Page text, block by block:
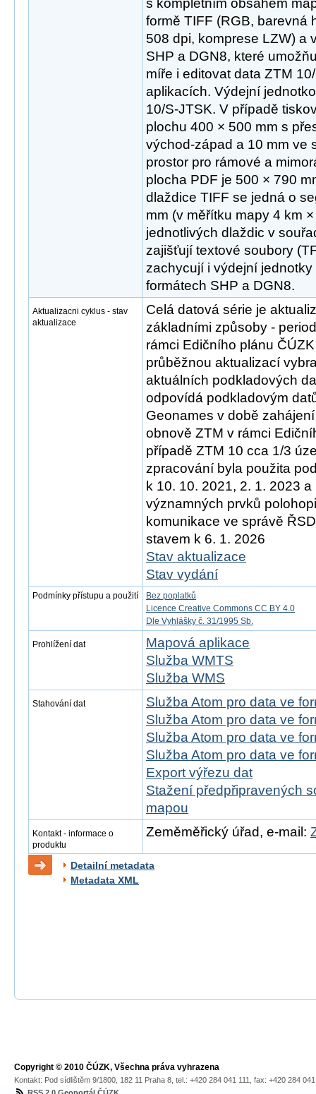
s kompletním obsahem
formě TIFF (RGB, barevná
508 dpi, komprese LZW) a
SHP a DGN8, které
míře i editovat data ZTM
aplikacích. Výdejní
10/S-JTSK. V případě
plochu 400 × 500 mm s
východ-západ a 10 mm ve
prostor pro rámové a
plocha PDF je 500 × 790
dlaždice TIFF se jedná o
mm (v měřítku mapy 4 km
jednotlivých dlaždic v
zajišťují textové soubory
zachycují i výdejní
formátech SHP a DGN8.
Aktualizacni cyklus - stav
aktualizace
Celá datová série je
základními způsoby -
rámci Edičního plánu
průběžnou aktualizací
aktuálních podkladových
odpovídá podkladovým
Geonames v době
obnově ZTM v rámci
případě ZTM 10 cca 1/3
zpracování byla použita
k 10. 10. 2021, 2. 1. 2023
významných prvků
komunikace ve správě
stavem k 6. 1. 2026
Stav aktualizace
Stav vydání
Podmínky přístupu a použití
Bez poplatků
Licence Creative Commons CC BY 4.0
Dle Vyhlášky č. 31/1995 Sb.
Prohlížení dat
Mapová aplikace
Služba WMTS
Služba WMS
Stahování dat
Služba Atom pro data ve
Služba Atom pro data ve
Služba Atom pro data ve
Služba Atom pro data ve
Export výřezu dat
Stažení předpřipravených
mapou
Kontakt - informace o
produktu
Zeměměřický úřad, e-mail:
Detailní metadata
Metadata XML
Copyright © 2010 ČÚZK, Všechna práva vyhrazena
Kontakt: Pod sídlištěm 9/1800, 182 11 Praha 8, tel.: +420 284 041 111, fax: +420 284